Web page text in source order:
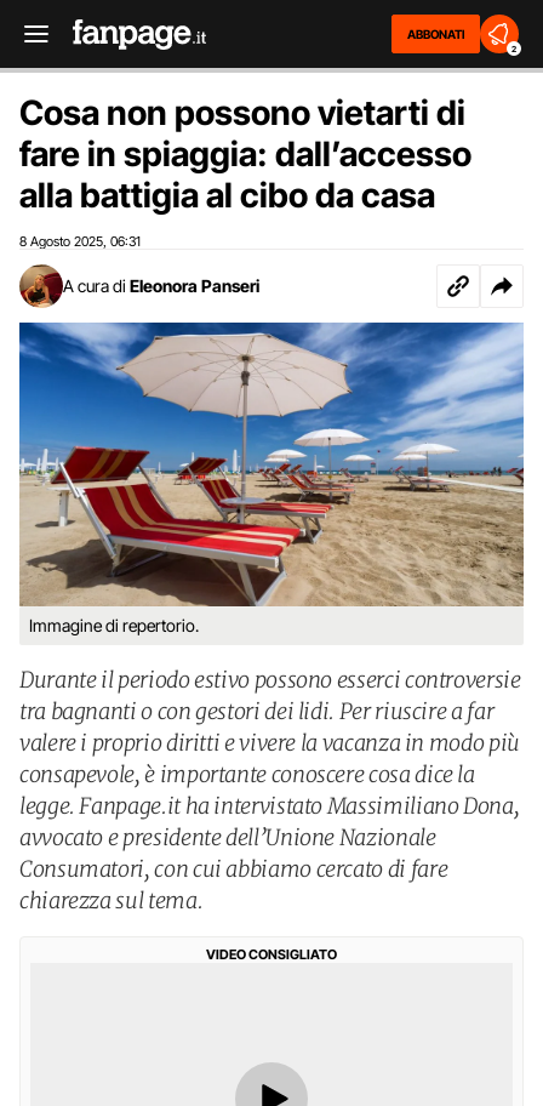
ABBONATI
2
Cosa non possono vietarti di
fare in spiaggia: dall’accesso
alla battigia al cibo da casa
8 Agosto 2025 06:31
A cura di Eleonora Panseri
Immagine di repertorio.
Durante il periodo estivo possono esserci controversie
tra bagnanti o con gestori dei lidi. Per riuscire a far
valere i proprio diritti e vivere la vacanza in modo più
consapevole, è importante conoscere cosa dice la
legge. Fanpage.it ha intervistato Massimiliano Dona,
avvocato e presidente dell’Unione Nazionale
Consumatori, con cui abbiamo cercato di fare
chiarezza sul tema.
VIDEO CONSIGLIATO